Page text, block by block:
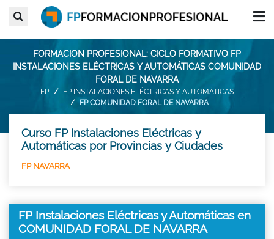
FORMACION PROFESIONAL: CICLO FORMATIVO FP
INSTALACIONES ELÉCTRICAS Y AUTOMÁTICAS COMUNIDAD
FORAL DE NAVARRA
FP
FP INSTALACIONES ELÉCTRICAS Y AUTOMÁTICAS
FP COMUNIDAD FORAL DE NAVARRA
Curso FP Instalaciones Eléctricas y
Automáticas por Provincias y Ciudades
FP NAVARRA
FP Instalaciones Eléctricas y Automáticas en
COMUNIDAD FORAL DE NAVARRA